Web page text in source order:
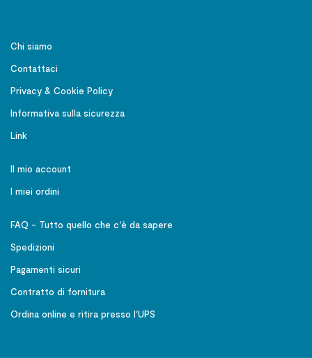
Chi siamo
Contattaci
Privacy & Cookie Policy
Informativa sulla sicurezza
Link
Il mio account
I miei ordini
FAQ - Tutto quello che c'è da sapere
Spedizioni
Pagamenti sicuri
Contratto di fornitura
Ordina online e ritira presso l'UPS